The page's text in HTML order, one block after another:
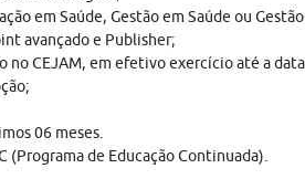
em Saúde, Gestão em Saúde ou
avançado e Publisher;
no CEJAM, em efetivo exercício até a
06 meses.
(Programa de Educação Continuada).